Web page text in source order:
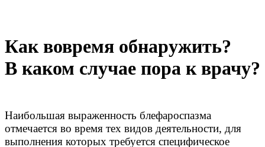
Как вовремя обнаружить?
В каком случае пора к врачу?
Наибольшая выраженность блефароспазма
отмечается во время тех видов деятельности, для
выполнения которых требуется специфическое